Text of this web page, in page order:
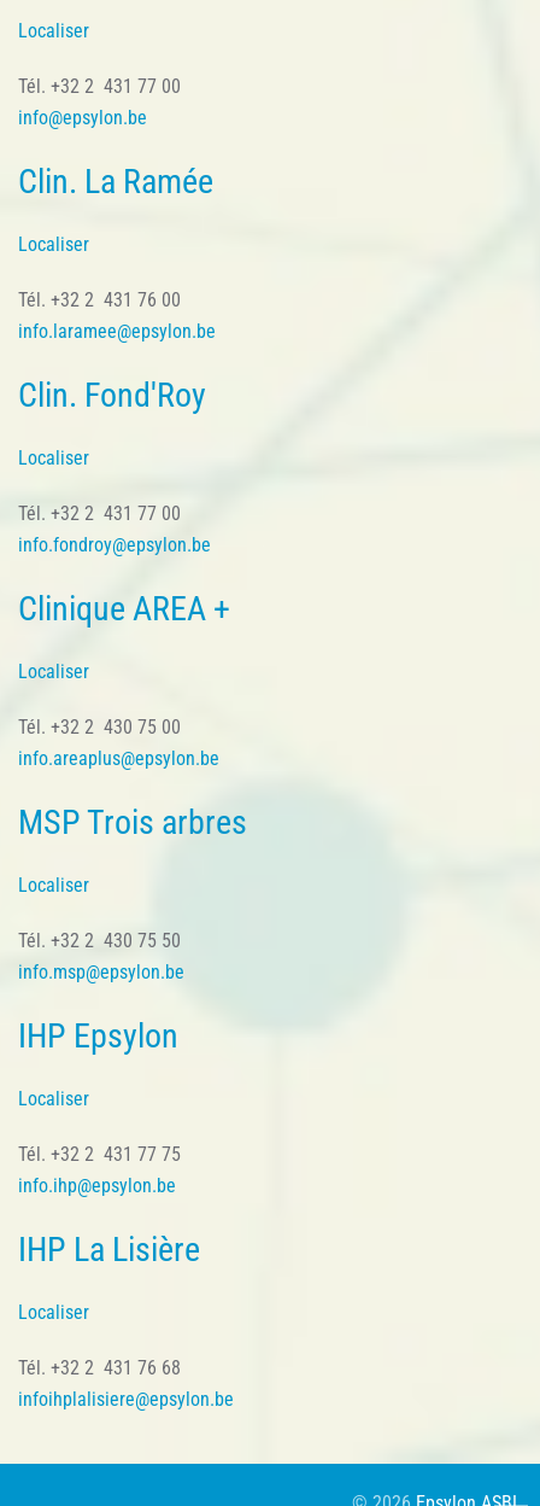
Localiser
Tél. +32 2 431 77 00
info@epsylon.be
Clin. La Ramée
Localiser
Tél. +32 2 431 76 00
info.laramee@epsylon.be
Clin. Fond'Roy
Localiser
Tél. +32 2 431 77 00
info.fondroy@epsylon.be
Clinique AREA +
Localiser
Tél. +32 2 430 75 00
info.areaplus@epsylon.be
MSP Trois arbres
Localiser
Tél. +32 2 430 75 50
info.msp@epsylon.be
IHP Epsylon
Localiser
Tél. +32 2 431 77 75
info.ihp@epsylon.be
IHP La Lisière
Localiser
Tél. +32 2 431 76 68
infoihplalisiere@epsylon.be